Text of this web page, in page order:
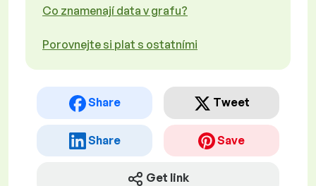
Co znamenají data v grafu?
Porovnejte si plat s ostatními
Share Tweet
Share Save
Get link